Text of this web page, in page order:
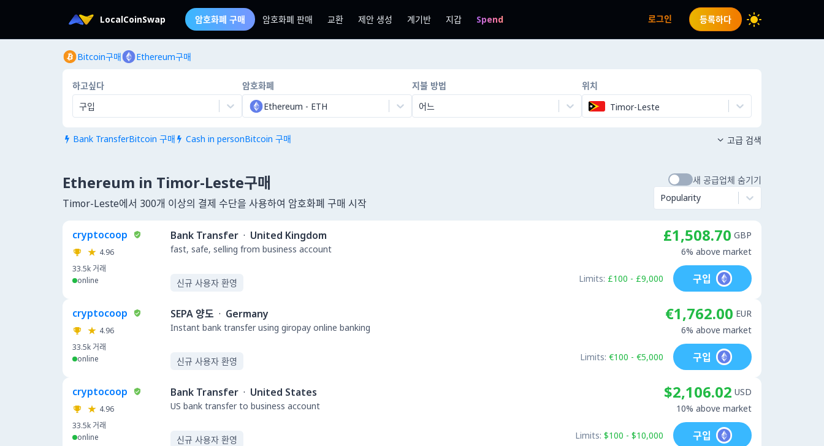
LocalCoinSwap 암호화폐 구매 암호화폐 판매 교환 제안 생성 계기반 지갑 Spend 로그인 등록하다
Bitcoin구매 Ethereum구매
하고싶다
구입
암호화폐
Ethereum - ETH
지불 방법
어느
위치
Timor-Leste
 Bank TransferBitcoin 구매  Cash in personBitcoin 구매  고급 검색
Ethereum in Timor-Leste구매
Timor-Leste에서 300개 이상의 결제 수단을 사용하여 암호화폐 구매 시작
새 공급업체 숨기기
Popularity
cryptocoop
4.96
33.5k 거래
online
Bank Transfer · United Kingdom
fast, safe, selling from business account
신규 사용자 환영
£1,508.70 GBP
6% above market
Limits: £100 - £9,000 구입
cryptocoop
4.96
33.5k 거래
online
SEPA 양도 · Germany
Instant bank transfer using giropay online banking
신규 사용자 환영
€1,762.00 EUR
6% above market
Limits: €100 - €5,000 구입
cryptocoop
4.96
33.5k 거래
online
Bank Transfer · United States
US bank transfer to business account
신규 사용자 환영
$2,106.02 USD
10% above market
Limits: $100 - $10,000 구입